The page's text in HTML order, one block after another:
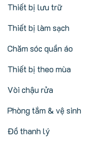
Thiết bị lưu trữ
Thiết bị làm sạch
Chăm sóc quần áo
Thiết bị theo mùa
Vòi chậu rửa
Phòng tắm & vệ sinh
Đồ thanh lý